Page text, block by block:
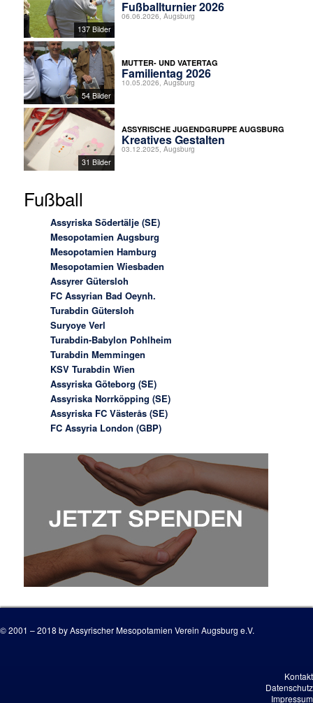
137 Bilder
Fußballturnier 2026
06.06.2026, Augsburg
54 Bilder
MUTTER- UND VATERTAG
Familientag 2026
10.05.2026, Augsburg
31 Bilder
ASSYRISCHE JUGENDGRUPPE AUGSBURG
Kreatives Gestalten
03.12.2025, Augsburg
Fußball
Assyriska Södertälje (SE)
Mesopotamien Augsburg
Mesopotamien Hamburg
Mesopotamien Wiesbaden
Assyrer Gütersloh
FC Assyrian Bad Oeynh.
Turabdin Gütersloh
Suryoye Verl
Turabdin-Babylon Pohlheim
Turabdin Memmingen
KSV Turabdin Wien
Assyriska Göteborg (SE)
Assyriska Norrköpping (SE)
Assyriska FC Västerås (SE)
FC Assyria London (GBP)
© 2001 – 2018 by Assyrischer Mesopotamien Verein Augsburg e.V.
Kontakt
Datenschutz
Impressum